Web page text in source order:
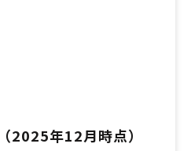
（2025年12月時点）